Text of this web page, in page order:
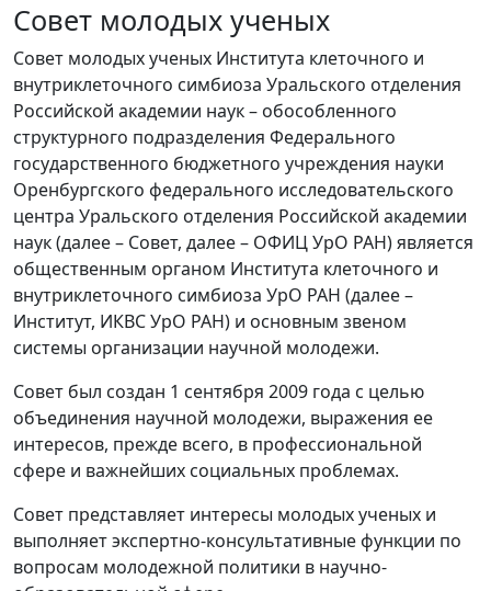
Совет молодых ученых
Совет молодых ученых Института клеточного и
внутриклеточного симбиоза Уральского отделения
Российской академии наук – обособленного
структурного подразделения Федерального
государственного бюджетного учреждения науки
Оренбургского федерального исследовательского
центра Уральского отделения Российской академии
наук (далее – Совет, далее – ОФИЦ УрО РАН) является
общественным органом Института клеточного и
внутриклеточного симбиоза УрО РАН (далее –
Институт, ИКВС УрО РАН) и основным звеном
системы организации научной молодежи.
Совет был создан 1 сентября 2009 года с целью
объединения научной молодежи, выражения ее
интересов, прежде всего, в профессиональной
сфере и важнейших социальных проблемах.
Совет представляет интересы молодых ученых и
выполняет экспертно-консультативные функции по
вопросам молодежной политики в научно-